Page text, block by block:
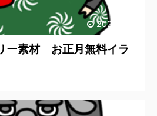
2020/12/2
ー素材 お正月無料イラ